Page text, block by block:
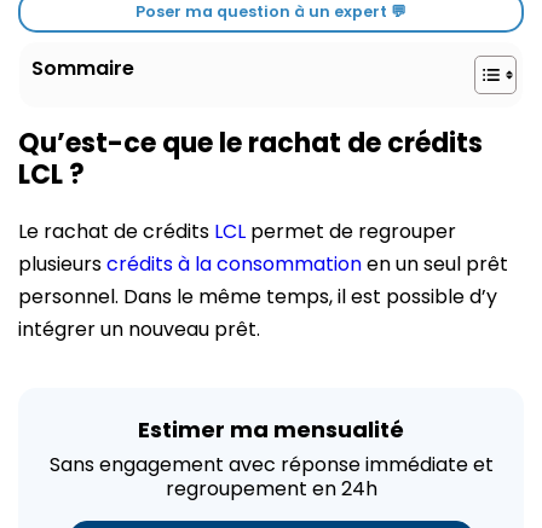
Poser ma question à un expert 💬
Sommaire
Qu’est-ce que le rachat de crédits
LCL ?
Le rachat de crédits LCL permet de regrouper
plusieurscrédits à la consommationen un seul prêt
personnel. Dans le même temps, il est possible d’y
intégrer un nouveau prêt.
Estimer ma mensualité
Sans engagement avec réponse immédiate et
regroupement en 24h